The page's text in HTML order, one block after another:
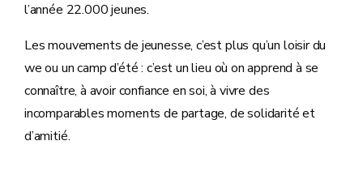
l’année 22.000 jeunes.
Les mouvements de jeunesse, c’est plus qu’un loisir du
we ou un camp d’été : c’est un lieu où on apprend à se
connaître, à avoir confiance en soi, à vivre des
incomparables moments de partage, de solidarité et
d’amitié.